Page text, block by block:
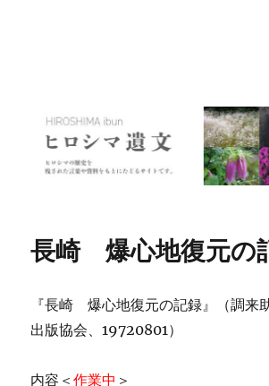
長崎 爆心地復元の
『長崎 爆心地復元の記録』（調来
出版協会、19720801）
内容＜作業中 ＞